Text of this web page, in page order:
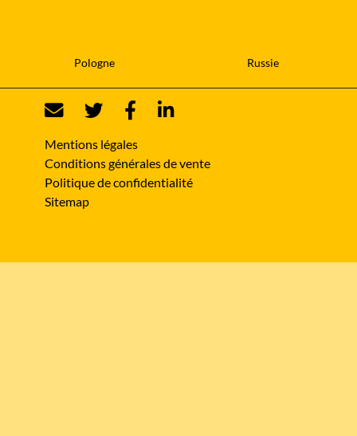
Pologne Russie
Mentions légales
Conditions générales de vente
Politique de confidentialité
Sitemap